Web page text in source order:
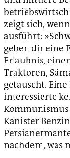
zeigt sich,
ausführt:
geben dir eine
Erlaubnis,
Traktoren,
getauscht. Eine
interessierte
Kommunismus
Kanister
nachdem, was